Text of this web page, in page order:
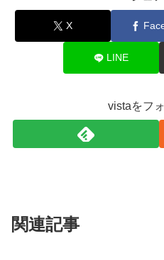
X
LINE
vistaをフ
関連記事